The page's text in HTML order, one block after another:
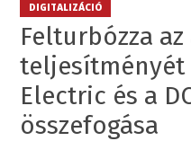
DIGITALIZÁCIÓ
Felturbózza
teljesítményét
Electric és a
összefogása